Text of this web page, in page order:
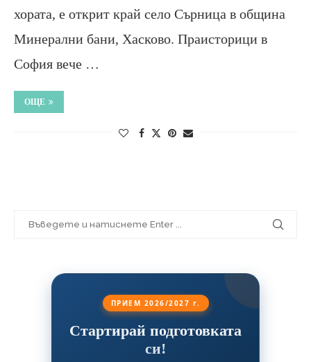
хората, е открит край село Сърница в община
Минерални бани, Хасково. Праисторици в
София вече …
ОЩЕ
ПРИЕМ 2026/2027 г.
Стартирай подготовката
си!